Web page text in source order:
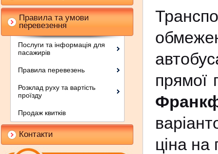
Правила та умови
перевезення
Послуги та інформація для
пасажирів
Правила перевезень
Розклад руху та вартість
проїзду
Продаж квитків
Контакти
прямої
ціна на